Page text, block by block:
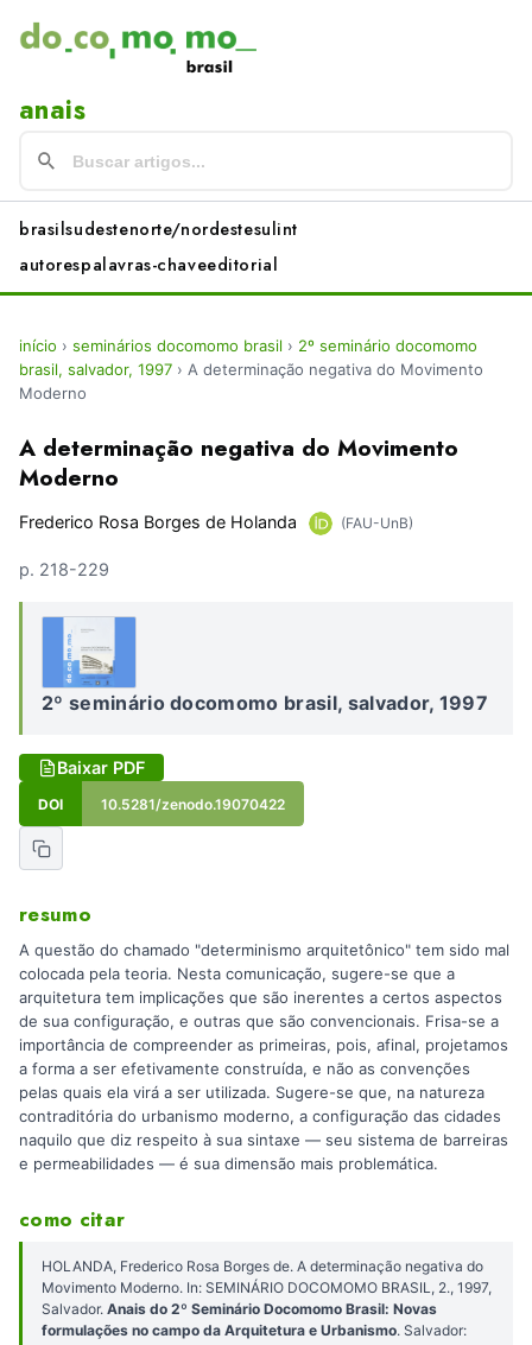
anais
brasilsudestenorte/nordestesulint
autorespalavras-chaveeditorial
início › seminários docomomo brasil › 2º seminário docomomo
brasil, salvador, 1997 › A determinação negativa do Movimento
Moderno
A determinação negativa do Movimento
Moderno
Frederico Rosa Borges de Holanda (FAU-UnB)
p. 218-229
2º seminário docomomo brasil, salvador, 1997
Baixar PDF
DOI 10.5281/zenodo.19070422
resumo
A questão do chamado "determinismo arquitetônico" tem sido mal
colocada pela teoria. Nesta comunicação, sugere-se que a
arquitetura tem implicações que são inerentes a certos aspectos
de sua configuração, e outras que são convencionais. Frisa-se a
importância de compreender as primeiras, pois, afinal, projetamos
a forma a ser efetivamente construída, e não as convenções
pelas quais ela virá a ser utilizada. Sugere-se que, na natureza
contraditória do urbanismo moderno, a configuração das cidades
naquilo que diz respeito à sua sintaxe — seu sistema de barreiras
e permeabilidades — é sua dimensão mais problemática.
como citar
HOLANDA, Frederico Rosa Borges de. A determinação negativa do
Movimento Moderno. In: SEMINÁRIO DOCOMOMO BRASIL, 2., 1997,
Salvador. Anais do 2º Seminário Docomomo Brasil: Novas
formulações no campo da Arquitetura e Urbanismo. Salvador: